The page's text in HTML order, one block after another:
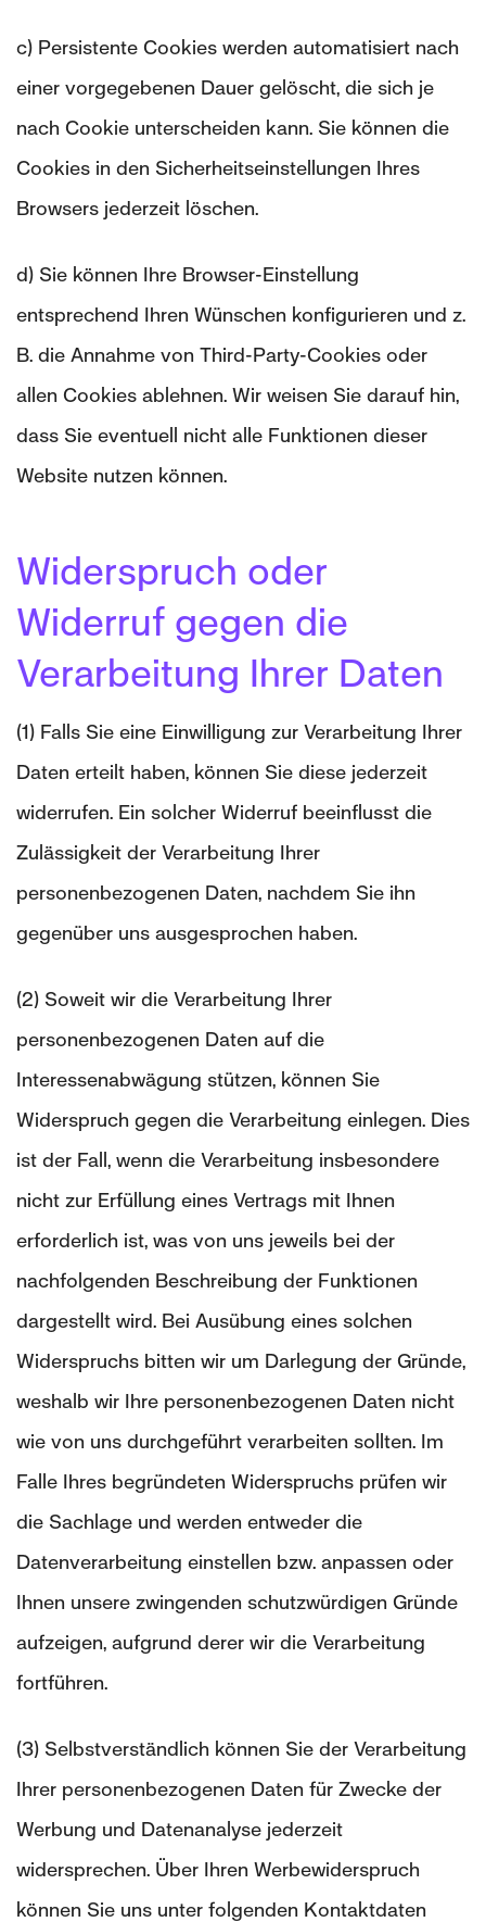
c) Persistente Cookies werden automatisiert nach
einer vorgegebenen Dauer gelöscht, die sich je
nach Cookie unterscheiden kann. Sie können die
Cookies in den Sicherheitseinstellungen Ihres
Browsers jederzeit löschen.
d) Sie können Ihre Browser-Einstellung
entsprechend Ihren Wünschen konfigurieren und z.
B. die Annahme von Third-Party-Cookies oder
allen Cookies ablehnen. Wir weisen Sie darauf hin,
dass Sie eventuell nicht alle Funktionen dieser
Website nutzen können.
Widerspruch oder
Widerruf gegen die
Verarbeitung Ihrer Daten
(1) Falls Sie eine Einwilligung zur Verarbeitung Ihrer
Daten erteilt haben, können Sie diese jederzeit
widerrufen. Ein solcher Widerruf beeinflusst die
Zulässigkeit der Verarbeitung Ihrer
personenbezogenen Daten, nachdem Sie ihn
gegenüber uns ausgesprochen haben.
(2) Soweit wir die Verarbeitung Ihrer
personenbezogenen Daten auf die
Interessenabwägung stützen, können Sie
Widerspruch gegen die Verarbeitung einlegen. Dies
ist der Fall, wenn die Verarbeitung insbesondere
nicht zur Erfüllung eines Vertrags mit Ihnen
erforderlich ist, was von uns jeweils bei der
nachfolgenden Beschreibung der Funktionen
dargestellt wird. Bei Ausübung eines solchen
Widerspruchs bitten wir um Darlegung der Gründe,
weshalb wir Ihre personenbezogenen Daten nicht
wie von uns durchgeführt verarbeiten sollten. Im
Falle Ihres begründeten Widerspruchs prüfen wir
die Sachlage und werden entweder die
Datenverarbeitung einstellen bzw. anpassen oder
Ihnen unsere zwingenden schutzwürdigen Gründe
aufzeigen, aufgrund derer wir die Verarbeitung
fortführen.
(3) Selbstverständlich können Sie der Verarbeitung
Ihrer personenbezogenen Daten für Zwecke der
Werbung und Datenanalyse jederzeit
widersprechen. Über Ihren Werbewiderspruch
können Sie uns unter folgenden Kontaktdaten